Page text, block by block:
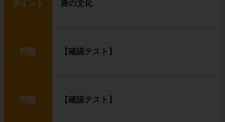
ポイント 唐の文化
問題 【確認テスト】
問題 【確認テスト】